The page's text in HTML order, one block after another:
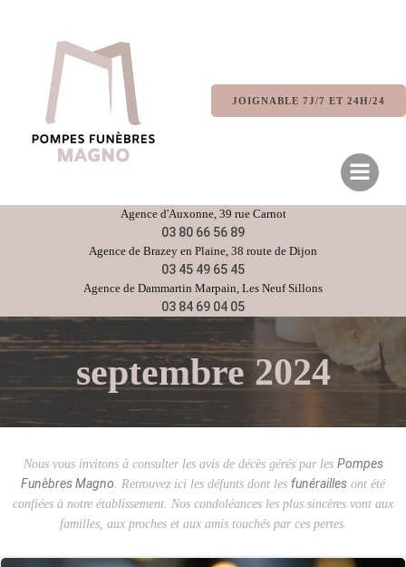
JOIGNABLE 7J/7 ET 24H/24
Agence d'Auxonne, 39 rue Carnot
03 80 66 56 89
Agence de Brazey en Plaine, 38 route de Dijon
03 45 49 65 45
Agence de Dammartin Marpain, Les Neuf Sillons
03 84 69 04 05
septembre 2024
Nous vous invitons à consulter les avis de décès gérés par les Pompes
Funèbres Magno. Retrouvez ici les défunts dont les funérailles ont été
confiées à notre établissement. Nos condoléances les plus sincères vont aux
familles, aux proches et aux amis touchés par ces pertes.